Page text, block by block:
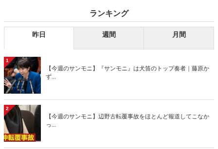
ランキング
昨日 週間 月間
1
【今週のサンモニ】『サンモニ』は犬笛のトップ奏者｜藤原か
ず...
2
【今週のサンモニ】辺野古転覆事故をほとんど報道してこなか
っ...